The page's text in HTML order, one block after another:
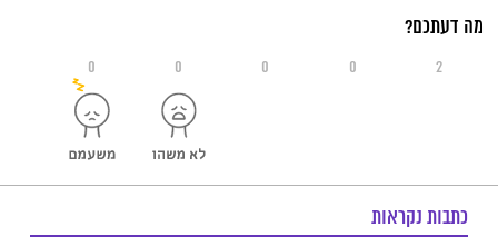
מה דעתכם?
0 0 0 0 2
כתבות נקראות